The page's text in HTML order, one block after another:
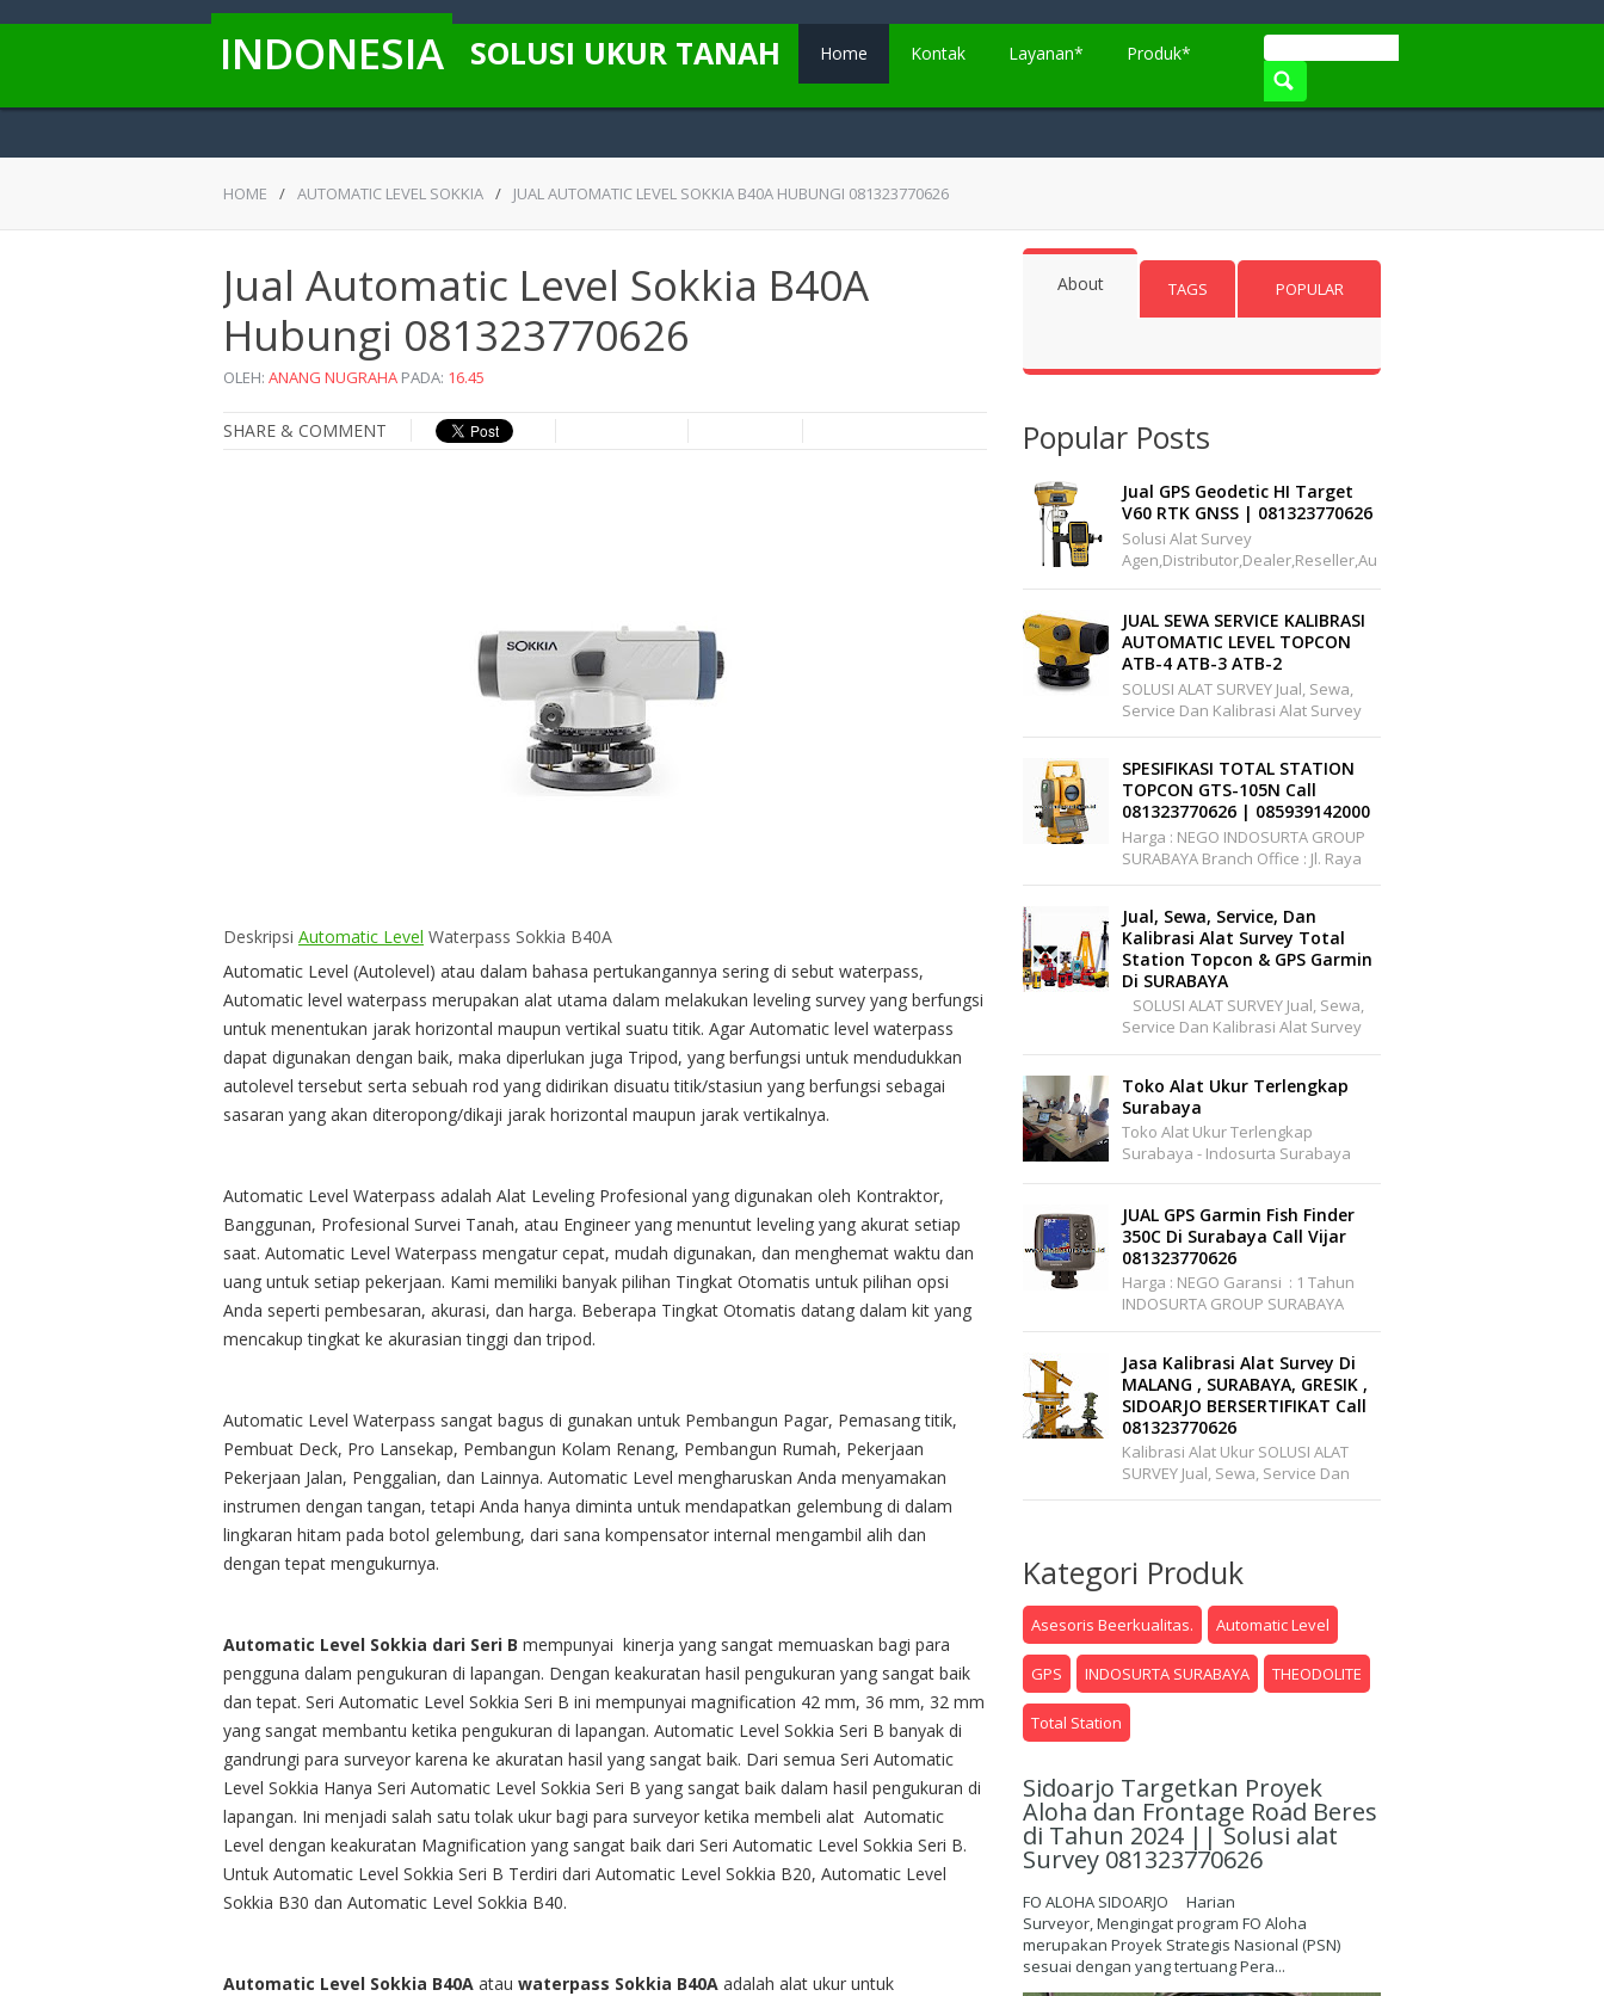
INDONESIA SOLUSI UKUR TANAH Home Kontak Layanan* Produk*
HOME / AUTOMATIC LEVEL SOKKIA / JUAL AUTOMATIC LEVEL SOKKIA B40A HUBUNGI 081323770626
Jual Automatic Level Sokkia B40A
Hubungi 081323770626
OLEH: ANANG NUGRAHA PADA: 16.45
SHARE & COMMENT
Deskripsi Automatic Level Waterpass Sokkia B40A
Automatic Level (Autolevel) atau dalam bahasa pertukangannya sering di sebut waterpass,
Automatic level waterpass merupakan alat utama dalam melakukan leveling survey yang berfungsi
untuk menentukan jarak horizontal maupun vertikal suatu titik. Agar Automatic level waterpass
dapat digunakan dengan baik, maka diperlukan juga Tripod, yang berfungsi untuk mendudukkan
autolevel tersebut serta sebuah rod yang didirikan disuatu titik/stasiun yang berfungsi sebagai
sasaran yang akan diteropong/dikaji jarak horizontal maupun jarak vertikalnya.
Automatic Level Waterpass adalah Alat Leveling Profesional yang digunakan oleh Kontraktor,
Banggunan, Profesional Survei Tanah, atau Engineer yang menuntut leveling yang akurat setiap
saat. Automatic Level Waterpass mengatur cepat, mudah digunakan, dan menghemat waktu dan
uang untuk setiap pekerjaan. Kami memiliki banyak pilihan Tingkat Otomatis untuk pilihan opsi
Anda seperti pembesaran, akurasi, dan harga. Beberapa Tingkat Otomatis datang dalam kit yang
mencakup tingkat ke akurasian tinggi dan tripod.
Automatic Level Waterpass sangat bagus di gunakan untuk Pembangun Pagar, Pemasang titik,
Pembuat Deck, Pro Lansekap, Pembangun Kolam Renang, Pembangun Rumah, Pekerjaan
Pekerjaan Jalan, Penggalian, dan Lainnya. Automatic Level mengharuskan Anda menyamakan
instrumen dengan tangan, tetapi Anda hanya diminta untuk mendapatkan gelembung di dalam
lingkaran hitam pada botol gelembung, dari sana kompensator internal mengambil alih dan
dengan tepat mengukurnya.
Automatic Level Sokkia dari Seri B mempunyai kinerja yang sangat memuaskan bagi para
pengguna dalam pengukuran di lapangan. Dengan keakuratan hasil pengukuran yang sangat baik
dan tepat. Seri Automatic Level Sokkia Seri B ini mempunyai magnification 42 mm, 36 mm, 32 mm
yang sangat membantu ketika pengukuran di lapangan. Automatic Level Sokkia Seri B banyak di
gandrungi para surveyor karena ke akuratan hasil yang sangat baik. Dari semua Seri Automatic
Level Sokkia Hanya Seri Automatic Level Sokkia Seri B yang sangat baik dalam hasil pengukuran di
lapangan. Ini menjadi salah satu tolak ukur bagi para surveyor ketika membeli alat Automatic
Level dengan keakuratan Magnification yang sangat baik dari Seri Automatic Level Sokkia Seri B.
Untuk Automatic Level Sokkia Seri B Terdiri dari Automatic Level Sokkia B20, Automatic Level
Sokkia B30 dan Automatic Level Sokkia B40.
Automatic Level Sokkia B40A atau waterpass Sokkia B40A adalah alat ukur untuk
About TAGS POPULAR
Popular Posts
Jual GPS Geodetic HI Target
V60 RTK GNSS | 081323770626
Solusi Alat Survey
Agen,distributor,dealer,reseller,au
Geodet...
JUAL SEWA SERVICE KALIBRASI
AUTOMATIC LEVEL TOPCON
ATB-4 ATB-3 ATB-2
SOLUSI ALAT SURVEY Jual, Sewa,
Service Dan Kalibrasi Alat Survey
Dan Pemetaan Support Wilayah
Pakuwon Cen...
SPESIFIKASI TOTAL STATION
TOPCON GTS-105N Call
081323770626 | 085939142000
Harga : NEGO INDOSURTA GROUP
SURABAYA Branch Office : Jl. Raya
A.YANI, Griya Permata Gedangan
Jual, Sewa, Service, Dan
Kalibrasi Alat Survey Total
Station Topcon & GPS Garmin
Di SURABAYA
SOLUSI ALAT SURVEY Jual, Sewa,
Service Dan Kalibrasi Alat Survey
Pakuwon Center ...
Toko Alat Ukur Terlengkap
Surabaya
Toko Alat Ukur Terlengkap
Surabaya - Indosurta Surabaya
Murah Dan Berkualitas. I...
JUAL GPS Garmin Fish Finder
350C Di Surabaya Call Vijar
081323770626
Harga : NEGO Garansi : 1 Tahun
INDOSURTA GROUP SURABAYA
Jasa Kalibrasi Alat Survey Di
MALANG , SURABAYA, GRESIK ,
SIDOARJO BERSERTIFIKAT Call
081323770626
Kalibrasi Alat Ukur SOLUSI ALAT
SURVEY Jual, Sewa, Service Dan
Kalibrasi Alat Survey Dan
Kategori Produk
Asesoris Beerkualitas. Automatic Level
GPS INDOSURTA SURABAYA THEODOLITE
Total Station
Sidoarjo Targetkan Proyek
Aloha dan Frontage Road Beres
di Tahun 2024 || Solusi alat
Survey 081323770626
FO ALOHA SIDOARJO Harian
Surveyor, Mengingat program FO Aloha
merupakan Proyek Strategis Nasional (PSN)
sesuai dengan yang tertuang Pera...